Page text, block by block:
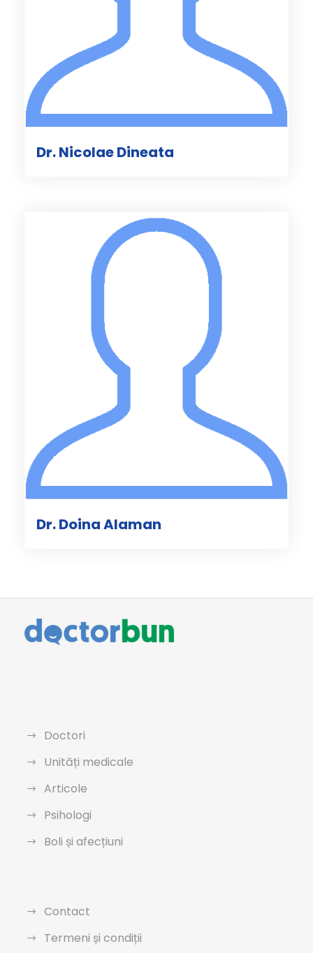
Dr. Nicolae Dineata
Dr. Doina Alaman
Doctori
Unități medicale
Articole
Psihologi
Boli și afecțiuni
Contact
Termeni și condiții